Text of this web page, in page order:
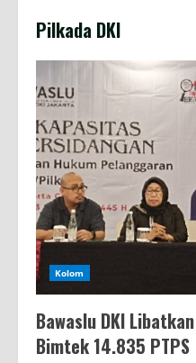
Pilkada DKI
Kolom
Bawaslu DKI
Bimtek 14.835 PTPS